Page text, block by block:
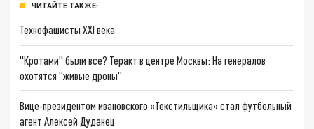
ЧИТАЙТЕ ТАКЖЕ:
Технофашисты XXI века
"Кротами" были все? Теракт в центре Москвы: На генералов
охотятся "живые дроны"
Вице-президентом ивановского «Текстильщика» стал футбольный
агент Алексей Дуданец